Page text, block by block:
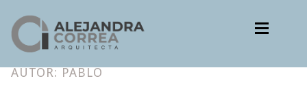
a
la
navegación
al
contenido
AUTOR: PABLO